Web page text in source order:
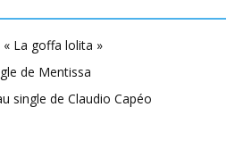
La goffa lolita »
de Mentissa
single de Claudio Capéo